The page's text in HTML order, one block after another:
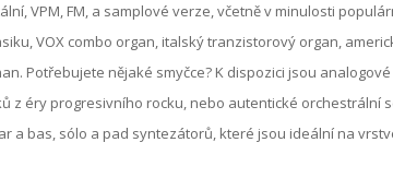
VPM, FM, a samplové verze, včetně v minulosti
VOX combo organ, italský tranzistorový organ,
Potřebujete nějaké smyčce? K dispozici jsou
éry progresivního rocku, nebo autentické orchestrální
a bas, sólo a pad syntezátorů, které jsou ideální na